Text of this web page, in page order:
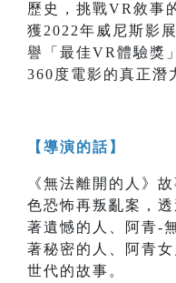
歷史，挑戰VR敘事
獲2022年威尼斯影
譽「最佳VR體驗獎
360度電影的真正潛
【導演的話】
《無法離開的人》
色恐怖再叛亂案，
著遺憾的人、阿青-
著秘密的人、阿青
世代的故事。